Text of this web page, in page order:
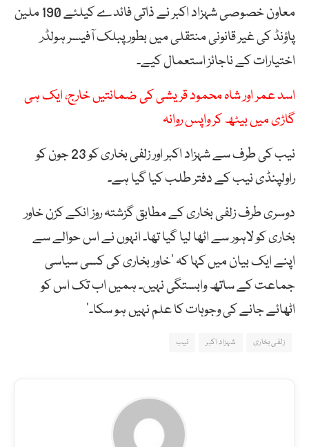
معاون خصوصی شہزاد اکبر نے ذاتی فائدے کیلئے 190 ملین
پاؤنڈ کی غیر قانونی منتقلی میں بطور پبلک آفیسر ہولڈر
اختیارات کے ناجائز استعمال کیے۔
اسد عمر اور شاہ محمود قریشی کی ضمانتیں خارج، ایک ہی
گاڑی میں بیٹھ کر واپس روانہ
نیب کی طرف سے شہزاد اکبر اور زلفی بخاری کو 23 جون کو
راولپنڈی نیب کے دفتر طلب کیا گیا ہے۔
دوسری طرف زلفی بخاری کے مطابق گزشتہ روز انکے کزن خاور
بخاری کو لاہور سے اٹھا لیا گیا تھا۔ انہوں نے اس حوالے سے
اپنے ایک بیان میں کہا کہ ‘خاور بخاری کی کسی سیاسی
جماعت کے ساتھ وابستگی نہیں۔ ہمیں اب تک اس کو
اٹھائے جانے کی وجوہات کا علم نہیں ہو سکا۔’
زلفی بخاری شہزاد اکبر نیب